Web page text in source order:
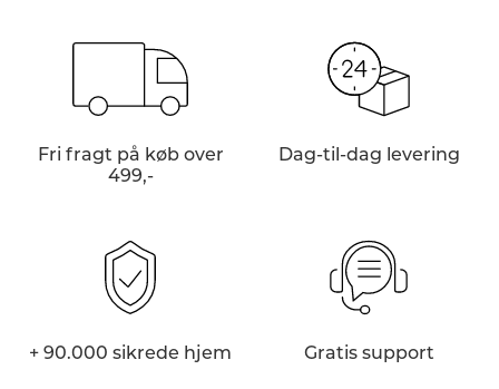
Fri fragt på køb over
499,-
Dag-til-dag levering
+ 90.000 sikrede hjem Gratis support